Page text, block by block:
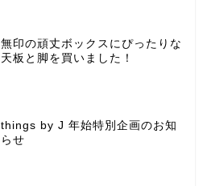
無印の頑丈ボックスにぴったりな
天板と脚を買いました！
things by J 年始特別企画のお知
らせ